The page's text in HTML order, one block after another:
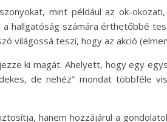
mint például az ok-
számára érthetőbbé
világossá teszi, hogy az akció
ki magát. Ahelyett, hogy egy
de nehéz” mondat többféle
hanem hozzájárul a